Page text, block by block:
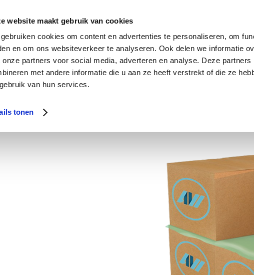
website maakt gebruik van cookies
cookies om content en advertenties te personaliseren, om
en om ons websiteverkeer te analyseren. Ook delen we informatie
onze partners voor social media, adverteren en analyse. Deze partners
met andere informatie die u aan ze heeft verstrekt of die ze
van hun services.
tonen
LÖSUNGEN LAGERBESTAND ÜBER UNS